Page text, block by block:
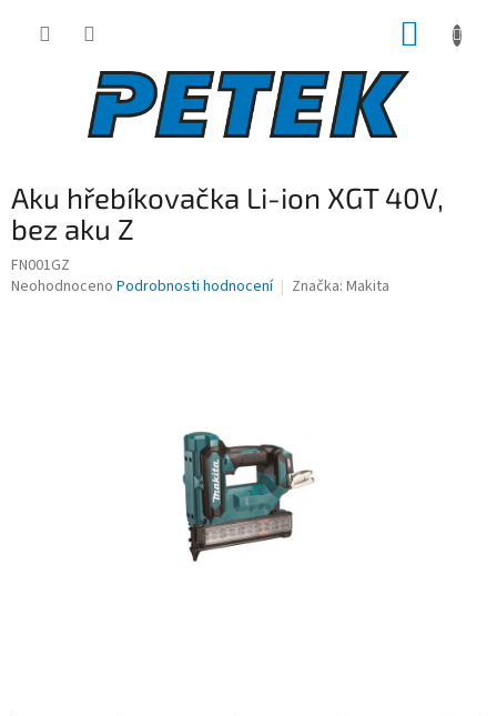
Aku hřebíkovačka Li-ion XGT 40V,
bez aku Z
FN001GZ
Průměrné
Neohodnoceno Podrobnosti hodnocení Značka: Makita